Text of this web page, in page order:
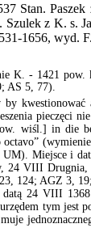
Stan.
Szulek z K. s.
1656, wyd.
K. - 1421
AS 5, 77).
kwestionować
pieczęci
wiśl.] in
octavo”
UM). Miejsce i
24 VIII Drugnia,
124; AGZ 3,
24 VIII
tym jest